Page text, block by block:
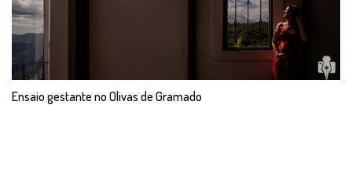
Ensaio gestante no Olivas de Gramado